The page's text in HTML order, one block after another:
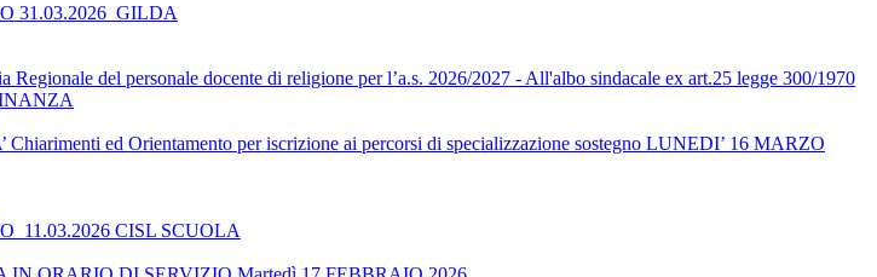
31.03.2026_GILDA
del personale docente di religione per l’a.s. 2026/2027 - All'albo sindacale ex art.25 legge 300/1970
ed Orientamento per iscrizione ai percorsi di specializzazione sostegno LUNEDI’ 16 MARZO
CISL SCUOLA